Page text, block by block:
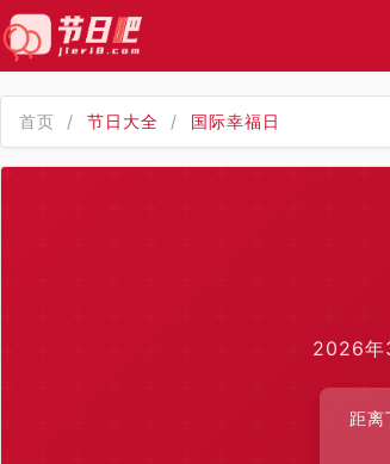
首页 / 节日大全 / 国际幸福日
2026年
距